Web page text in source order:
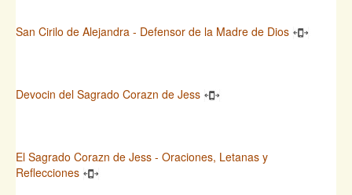
San Cirilo de Alejandra - Defensor de la Madre de Dios
Devocin del Sagrado Corazn de Jess
El Sagrado Corazn de Jess - Oraciones, Letanas y
Reflecciones